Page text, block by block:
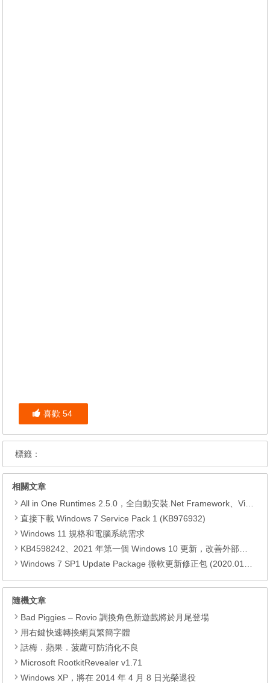
喜歡 54
標籤：
相關文章
All in One Runtimes 2.5.0，全自動安裝.Net Framework、Visual C++、DirectX、Flash Player、JRE
直接下載 Windows 7 Service Pack 1 (KB976932)
Windows 11 規格和電腦系統需求
KB4598242、2021 年第一個 Windows 10 更新，改善外部裝置安全性、解決HTTPS安全漏洞、印表機呼叫(RPC)漏洞
Windows 7 SP1 Update Package 微軟更新修正包 (2020.01月份)
隨機文章
Bad Piggies – Rovio 調換角色新遊戲將於月尾登場
用右鍵快速轉換網頁繁簡字體
話梅．蘋果．菠蘿可防消化不良
Microsoft RootkitRevealer v1.71
Windows XP，將在 2014 年 4 月 8 日光榮退役